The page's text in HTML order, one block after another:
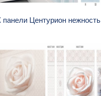
Центурион нежность